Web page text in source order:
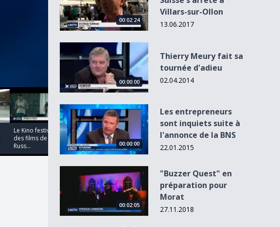
Le Kino festival:
des films de
Russ...
La chronique
tendances
00:00:00
L'Actu du 24.09.13
- 12:30
00:02:24
Villars-sur-Ollon
13.06.2017
Thierry Meury fait sa tournée d&#039;adieu
00:00:00
Thierry Meury fait sa
tournée d'adieu
02.04.2014
Les entrepreneurs sont inquiets suite à l&#039;annonce de
00:00:00
Les entrepreneurs
sont inquiets suite à
l'annonce de la BNS
22.01.2015
&quot;Buzzer Quest&quot; en préparation pour Morat
00:02:05
"Buzzer Quest" en
préparation pour
Morat
27.11.2018